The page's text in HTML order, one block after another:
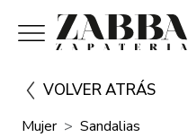
VOLVER ATRÁS
Mujer
Sandalias